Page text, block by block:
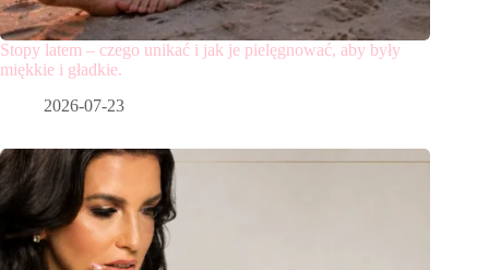
Stopy latem – czego unikać i jak je pielęgnować, aby były
miękkie i gładkie.
2026-07-23